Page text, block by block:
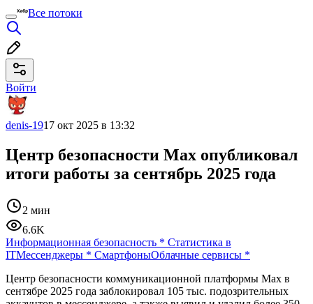
Все потоки
Войти
denis-1917 окт 2025 в 13:32
Центр безопасности Max опубликовал
итоги работы за сентябрь 2025 года
2 мин
6.6K
Информационная безопасность * Статистика в
ITМессенджеры * СмартфоныОблачные сервисы *
Центр безопасности коммуникационной платформы Мax в
сентябре 2025 года заблокировал 105 тыс. подозрительных